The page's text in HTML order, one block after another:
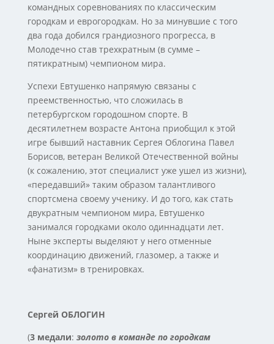
командных соревнованиях по классическим
городкам и еврогородкам. Но за минувшие с того
два года добился грандиозного прогресса, в
Молодечно став трехкратным (в сумме –
пятикратным) чемпионом мира.
Успехи Евтушенко напрямую связаны с
преемственностью, что сложилась в
петербургском городошном спорте. В
десятилетнем возрасте Антона приобщил к этой
игре бывший наставник Сергея Облогина Павел
Борисов, ветеран Великой Отечественной войны
(к сожалению, этот специалист уже ушел из жизни),
«передавший» таким образом талантливого
спортсмена своему ученику. И до того, как стать
двукратным чемпионом мира, Евтушенко
занимался городками около одиннадцати лет.
Ныне эксперты выделяют у него отменные
координацию движений, глазомер, а также и
«фанатизм» в тренировках.
Сергей ОБЛОГИН
(3 медали: золото в команде по городкам